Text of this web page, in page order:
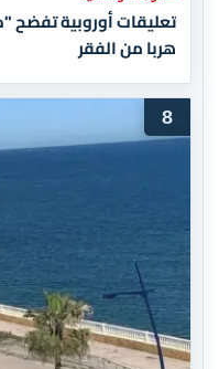
تعليقات أوروبية
هربا من الفقر
8